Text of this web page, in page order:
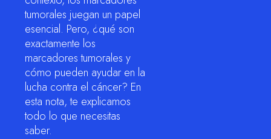
tumorales juegan un papel
esencial. Pero, ¿qué son
exactamente los
marcadores tumorales y
cómo pueden ayudar en la
lucha contra el cáncer? En
esta nota, te explicamos
todo lo que necesitas
saber.